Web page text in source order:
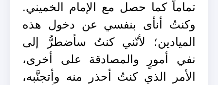
تماماً كما حصل مع الإمام الخميني.
وكنتُ أنأى بنفسي عن دخول هذه
الميادين؛ لأنّني كنتُ سأضطرُّ إلى
نفي أمورٍ والمصادقة على أخرى،
الأمر الذي كنتُ أحذر منه وأتجنَّبه،